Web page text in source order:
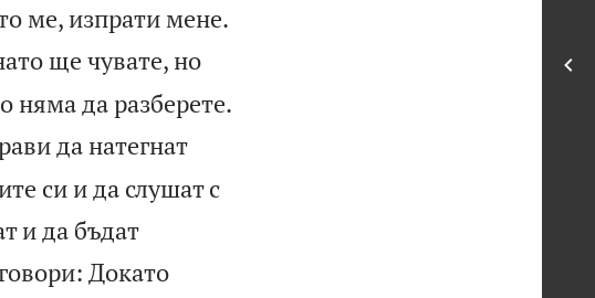
ме, изпрати мене.
ще чувате, но
няма да разберете.
да натегнат
си и да слушат с
и да бъдат
Докато